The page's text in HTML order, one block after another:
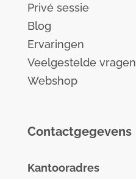
Privé sessie
Blog
Ervaringen
Veelgestelde vragen
Webshop
Contactgegevens
Kantooradres